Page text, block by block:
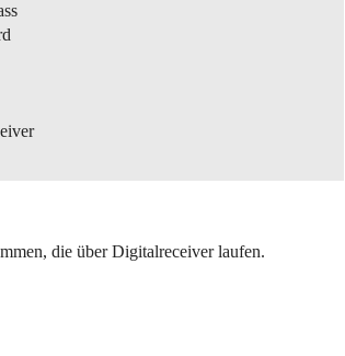
die über Digitalreceiver laufen.